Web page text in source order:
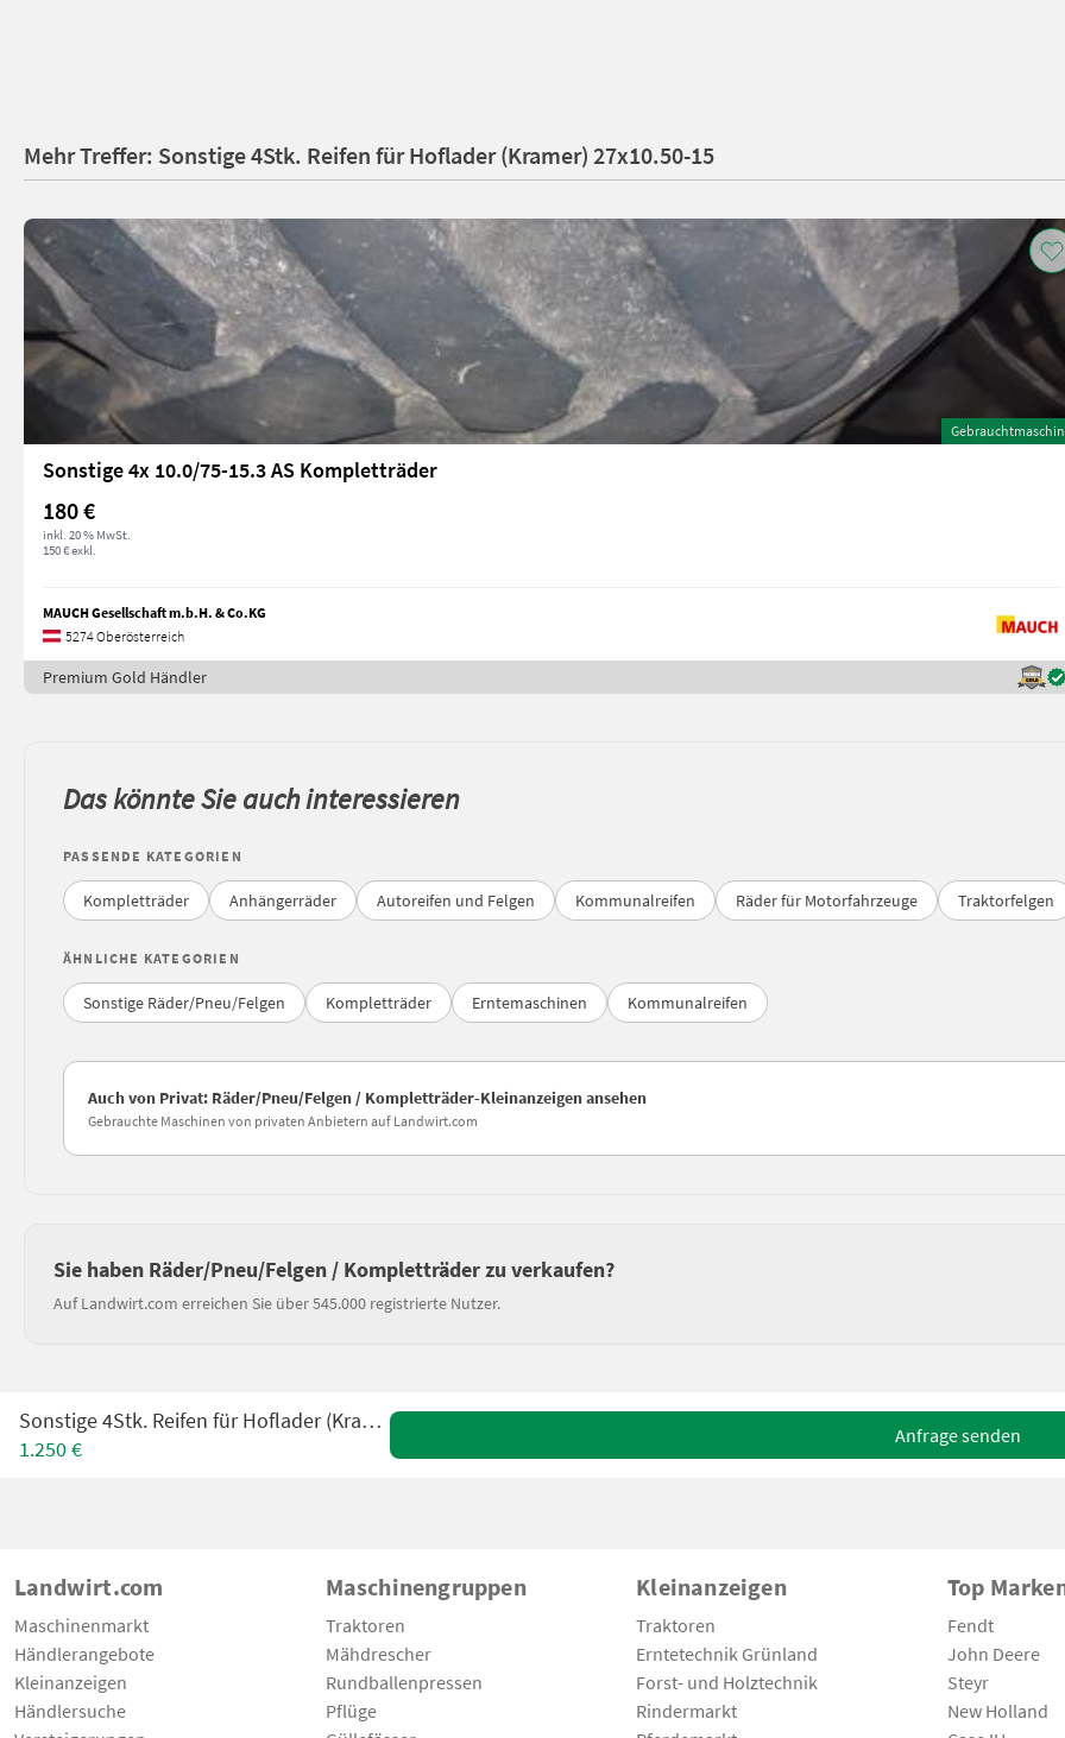
Mehr Treffer: Sonstige 4Stk. Reifen für Hoflader (Kramer) 27x10.50-15
Sonstige 4x 10.0/75-15.3 AS Kompletträder
180 €
inkl. 20 % MwSt.
150 € exkl.
MAUCH Gesellschaft m.b.H. & Co.KG
5274 Oberösterreich
Premium Gold Händler
Das könnte Sie auch interessieren
PASSENDE KATEGORIEN
Kompletträder Anhängerräder Autoreifen und Felgen Kommunalreifen Räder für Motorfahrzeuge Traktorfelgen
ÄHNLICHE KATEGORIEN
Sonstige Räder/Pneu/Felgen Kompletträder Erntemaschinen Kommunalreifen
Auch von Privat: Räder/Pneu/Felgen / Kompletträder-Kleinanzeigen ansehen
Gebrauchte Maschinen von privaten Anbietern auf Landwirt.com
Sie haben Räder/Pneu/Felgen / Kompletträder zu verkaufen?
Auf Landwirt.com erreichen Sie über 545.000 registrierte Nutzer.
Sonstige 4Stk. Reifen für Hoflader (Kramer) 27x10.50-15
1.250 €
Anfrage senden
Landwirt.com
Maschinenmarkt
Händlerangebote
Kleinanzeigen
Händlersuche
Maschinengruppen
Traktoren
Mähdrescher
Rundballenpressen
Pflüge
Kleinanzeigen
Traktoren
Erntetechnik Grünland
Forst- und Holztechnik
Rindermarkt
Top
Fendt
John Deere
Steyr
New Holland